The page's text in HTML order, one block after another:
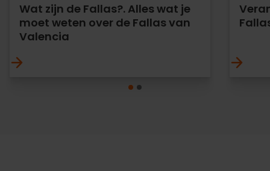
Wat zijn de Fallas?. Alles wat je
moet weten over de Fallas van
Valencia